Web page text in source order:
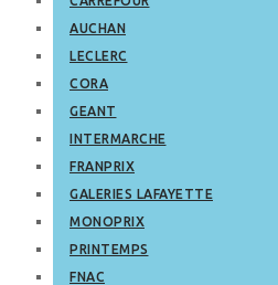
AUCHAN
LECLERC
CORA
GEANT
INTERMARCHE
FRANPRIX
GALERIES LAFAYETTE
MONOPRIX
PRINTEMPS
FNAC